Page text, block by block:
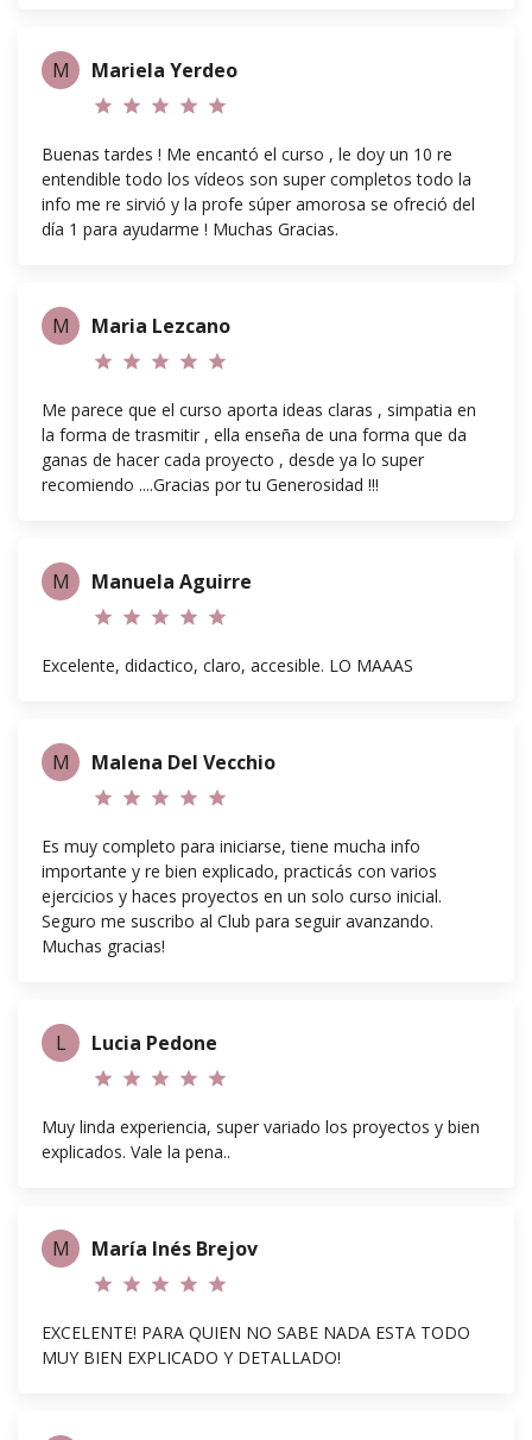
M Mariela Yerdeo
star star star star star
Buenas tardes ! Me encantó el curso , le doy un 10 re
entendible todo los vídeos son super completos todo la
info me re sirvió y la profe súper amorosa se ofreció del
día 1 para ayudarme ! Muchas Gracias.
M Maria Lezcano
star star star star star
Me parece que el curso aporta ideas claras , simpatia en
la forma de trasmitir , ella enseña de una forma que da
ganas de hacer cada proyecto , desde ya lo super
recomiendo ....Gracias por tu Generosidad !!!
M Manuela Aguirre
star star star star star
Excelente, didactico, claro, accesible. LO MAAAS
M Malena Del Vecchio
star star star star star
Es muy completo para iniciarse, tiene mucha info
importante y re bien explicado, practicás con varios
ejercicios y haces proyectos en un solo curso inicial.
Seguro me suscribo al Club para seguir avanzando.
Muchas gracias!
L Lucia Pedone
star star star star star
Muy linda experiencia, super variado los proyectos y bien
explicados. Vale la pena..
M María Inés Brejov
star star star star star
EXCELENTE! PARA QUIEN NO SABE NADA ESTA TODO
MUY BIEN EXPLICADO Y DETALLADO!